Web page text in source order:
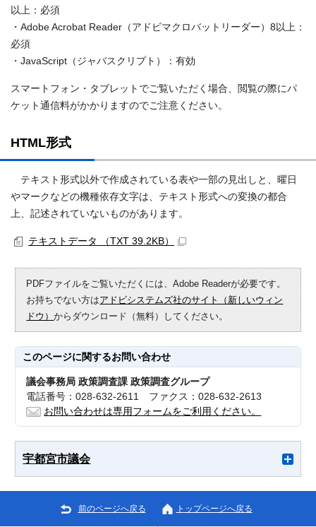
以上：必須
・Adobe Acrobat Reader（アドビマクロバットリーダー）8以上：
必須
・JavaScript（ジャバスクリプト）：有効
スマートフォン・タブレットでご覧いただく場合、閲覧の際にパ
ケット通信料がかかりますのでご注意ください。
HTML形式
テキスト形式以外で作成されている表や一部の見出しと、曜日
やマークなどの機種依存文字は、テキスト形式への変換の都合
上、記述されていないものがあります。
テキストデータ （TXT 39.2KB）
PDFファイルをご覧いただくには、Adobe Readerが必要です。
お持ちでない方はアドビシステムズ社のサイト（新しいウィン
ドウ）からダウンロード（無料）してください。
このページに関するお問い合わせ
議会事務局 政策調査課 政策調査グループ
電話番号：028-632-2611 ファクス：028-632-2613
お問い合わせは専用フォームをご利用ください。
宇都宮市議会
前のページへ戻る トップページへ戻る